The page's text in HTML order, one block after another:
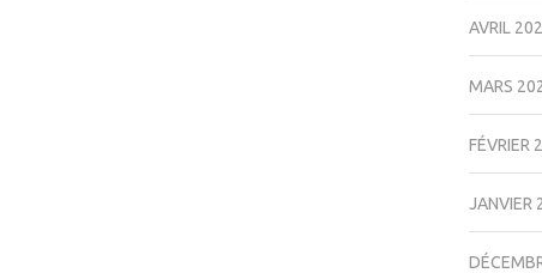
AVRIL
MARS
FÉVRIER
JANVIER